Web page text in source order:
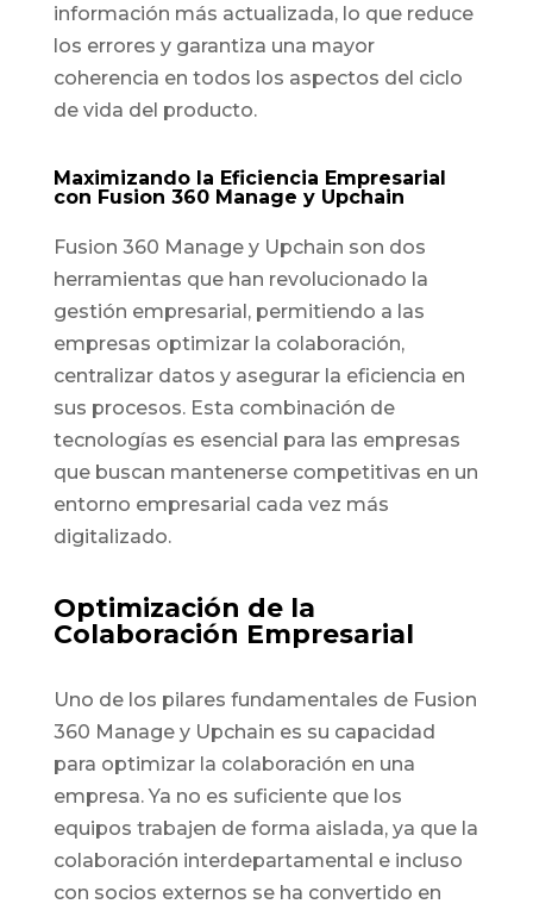
información más actualizada, lo que reduce
los errores y garantiza una mayor
coherencia en todos los aspectos del ciclo
de vida del producto.
Maximizando la Eficiencia Empresarial
con Fusion 360 Manage y Upchain
Fusion 360 Manage y Upchain son dos
herramientas que han revolucionado la
gestión empresarial, permitiendo a las
empresas optimizar la colaboración,
centralizar datos y asegurar la eficiencia en
sus procesos. Esta combinación de
tecnologías es esencial para las empresas
que buscan mantenerse competitivas en un
entorno empresarial cada vez más
digitalizado.
Optimización de la
Colaboración Empresarial
Uno de los pilares fundamentales de Fusion
360 Manage y Upchain es su capacidad
para optimizar la colaboración en una
empresa. Ya no es suficiente que los
equipos trabajen de forma aislada, ya que la
colaboración interdepartamental e incluso
con socios externos se ha convertido en